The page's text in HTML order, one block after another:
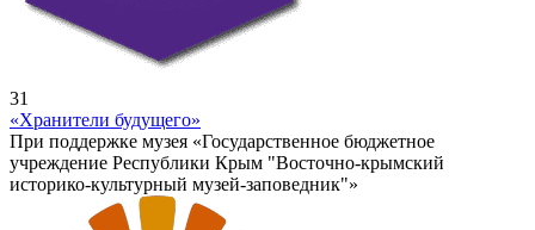
31
«Хранители будущего»
При поддержке музея «Государственное бюджетное
учреждение Республики Крым "Восточно-крымский
историко-культурный музей-заповедник"»